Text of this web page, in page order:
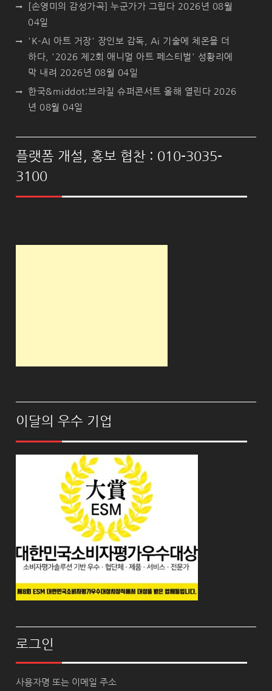
[손영미의 감성가곡] 누군가가 그립다 2026년 08월
04일
'K-AI 아트 거장' 장인보 감독, Ai 기술에 체온을 더
하다, '2026 제2회 애니멀 아트 페스티벌' 성황리에
막 내려 2026년 08월 04일
한국&middot;브라질 슈퍼콘서트 올해 열린다 2026
년 08월 04일
플랫폼 개설, 홍보 협찬 : 010-3035-
3100
이달의 우수 기업
로그인
사용자명 또는 이메일 주소